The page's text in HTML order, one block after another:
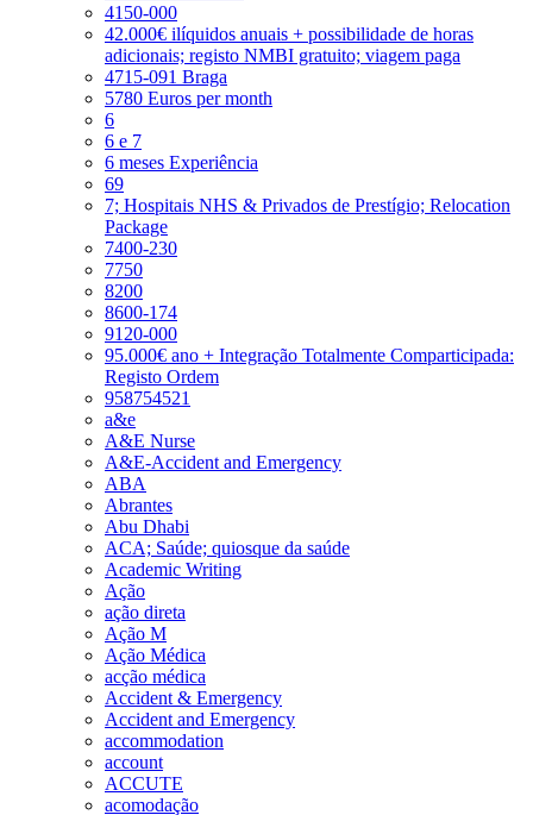
4150-000
42.000€ ilíquidos anuais + possibilidade de horas
adicionais; registo NMBI gratuito; viagem paga
4715-091 Braga
5780 Euros per month
6
6 e 7
6 meses Experiência
69
7; Hospitais NHS & Privados de Prestígio; Relocation
Package
7400-230
7750
8200
8600-174
9120-000
95.000€ ano + Integração Totalmente Comparticipada:
Registo Ordem
958754521
a&e
A&E Nurse
A&E-Accident and Emergency
ABA
Abrantes
Abu Dhabi
ACA; Saúde; quiosque da saúde
Academic Writing
Ação
ação direta
Ação M
Ação Médica
acção médica
Accident & Emergency
Accident and Emergency
accommodation
account
ACCUTE
acomodação